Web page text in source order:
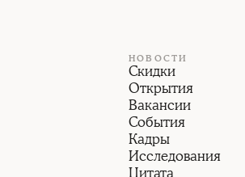
НОВОСТИ
Скидки
Открытия
Вакансии
События
Кадры
Исследования